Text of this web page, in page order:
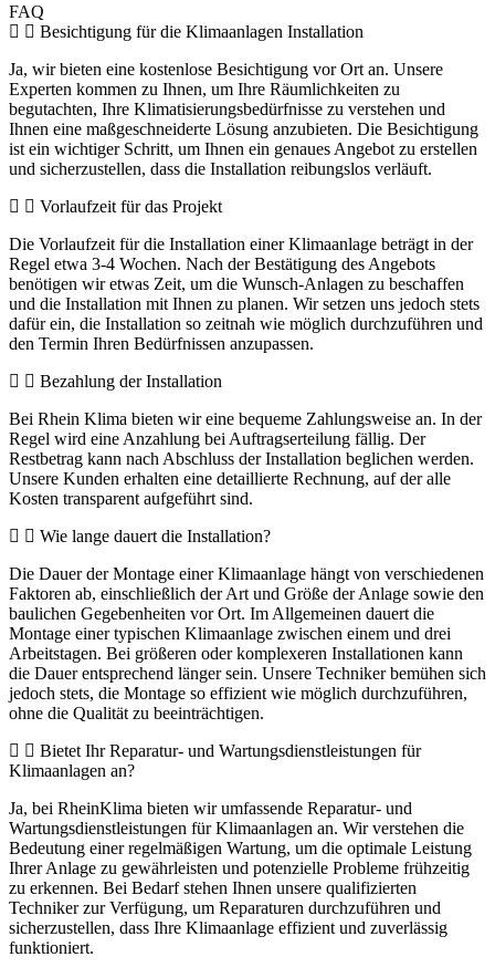
FAQ
Besichtigung für die Klimaanlagen Installation
Ja, wir bieten eine kostenlose Besichtigung vor Ort an. Unsere
Experten kommen zu Ihnen, um Ihre Räumlichkeiten zu
begutachten, Ihre Klimatisierungsbedürfnisse zu verstehen und
Ihnen eine maßgeschneiderte Lösung anzubieten. Die Besichtigung
ist ein wichtiger Schritt, um Ihnen ein genaues Angebot zu erstellen
und sicherzustellen, dass die Installation reibungslos verläuft.
Vorlaufzeit für das Projekt
Die Vorlaufzeit für die Installation einer Klimaanlage beträgt in der
Regel etwa 3-4 Wochen. Nach der Bestätigung des Angebots
benötigen wir etwas Zeit, um die Wunsch-Anlagen zu beschaffen
und die Installation mit Ihnen zu planen. Wir setzen uns jedoch stets
dafür ein, die Installation so zeitnah wie möglich durchzuführen und
den Termin Ihren Bedürfnissen anzupassen.
Bezahlung der Installation
Bei Rhein Klima bieten wir eine bequeme Zahlungsweise an. In der
Regel wird eine Anzahlung bei Auftragserteilung fällig. Der
Restbetrag kann nach Abschluss der Installation beglichen werden.
Unsere Kunden erhalten eine detaillierte Rechnung, auf der alle
Kosten transparent aufgeführt sind.
Wie lange dauert die Installation?
Die Dauer der Montage einer Klimaanlage hängt von verschiedenen
Faktoren ab, einschließlich der Art und Größe der Anlage sowie den
baulichen Gegebenheiten vor Ort. Im Allgemeinen dauert die
Montage einer typischen Klimaanlage zwischen einem und drei
Arbeitstagen. Bei größeren oder komplexeren Installationen kann
die Dauer entsprechend länger sein. Unsere Techniker bemühen sich
jedoch stets, die Montage so effizient wie möglich durchzuführen,
ohne die Qualität zu beeinträchtigen.
Bietet Ihr Reparatur- und Wartungsdienstleistungen für
Klimaanlagen an?
Ja, bei RheinKlima bieten wir umfassende Reparatur- und
Wartungsdienstleistungen für Klimaanlagen an. Wir verstehen die
Bedeutung einer regelmäßigen Wartung, um die optimale Leistung
Ihrer Anlage zu gewährleisten und potenzielle Probleme frühzeitig
zu erkennen. Bei Bedarf stehen Ihnen unsere qualifizierten
Techniker zur Verfügung, um Reparaturen durchzuführen und
sicherzustellen, dass Ihre Klimaanlage effizient und zuverlässig
funktioniert.